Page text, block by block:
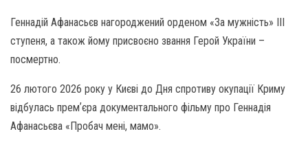
Геннадій Афанасьєв нагороджений орденом «За мужність» ІІІ
ступеня, а також йому присвоєно звання Герой України –
посмертно.
26 лютого 2026 року у Києві до Дня спротиву окупації Криму
відбулась премʼєра документального фільму про Геннадія
Афанасьєва «Пробач мені, мамо».